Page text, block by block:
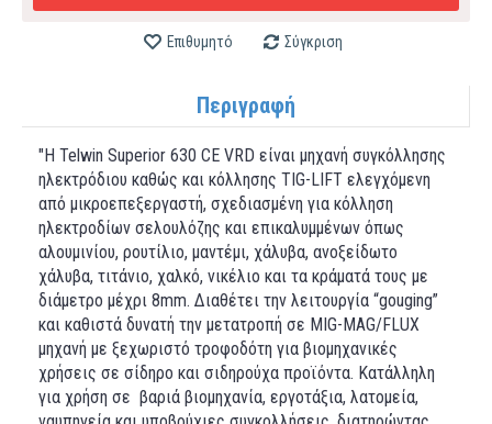
Επιθυμητό Σύγκριση
Περιγραφή
"H Telwin Superior 630 CE VRD είναι μηχανή συγκόλλησης
ηλεκτρόδιου καθώς και κόλλησης TIG-LIFT ελεγχόμενη
από μικροεπεξεργαστή, σχεδιασμένη για κόλληση
ηλεκτροδίων σελουλόζης και επικαλυμμένων όπως
αλουμινίου, ρουτίλιο, μαντέμι, χάλυβα, ανοξείδωτο
χάλυβα, τιτάνιο, χαλκό, νικέλιο και τα κράματά τους με
διάμετρο μέχρι 8mm. Διαθέτει την λειτουργία “gouging”
και καθιστά δυνατή την μετατροπή σε MIG-MAG/FLUX
μηχανή με ξεχωριστό τροφοδότη για βιομηχανικές
χρήσεις σε σίδηρο και σιδηρούχα προϊόντα. Κατάλληλη
για χρήση σε βαριά βιομηχανία, εργοτάξια, λατομεία,